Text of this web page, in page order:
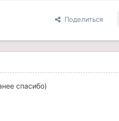
Поделиться
спасибо)